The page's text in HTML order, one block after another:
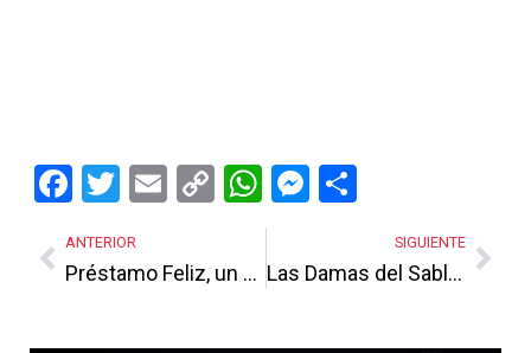
Facebook
Twitter
EmailCopy
Link
WhatsApp
Messenger
ANTERIOR
Préstamo Feliz, un gran fraude con ramificaciones
SIGUIENTE
Las Damas del Sable endurecen su posición